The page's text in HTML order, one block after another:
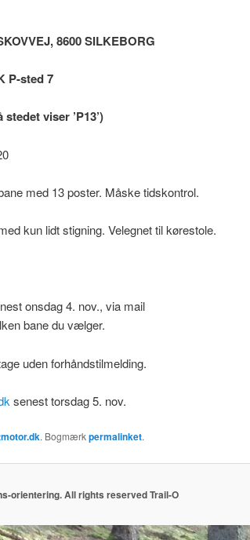
8600 SILKEBORG
P-sted 7
viser ’P13’)
med 13 poster. Måske tidskontrol.
kun lidt stigning. Velegnet til kørestole.
onsdag 4. nov., via mail
bane du vælger.
uden forhåndstilmelding.
senest torsdag 5. nov.
. Bogmærkpermalinket.
orientering. All rights reserved Trail-O